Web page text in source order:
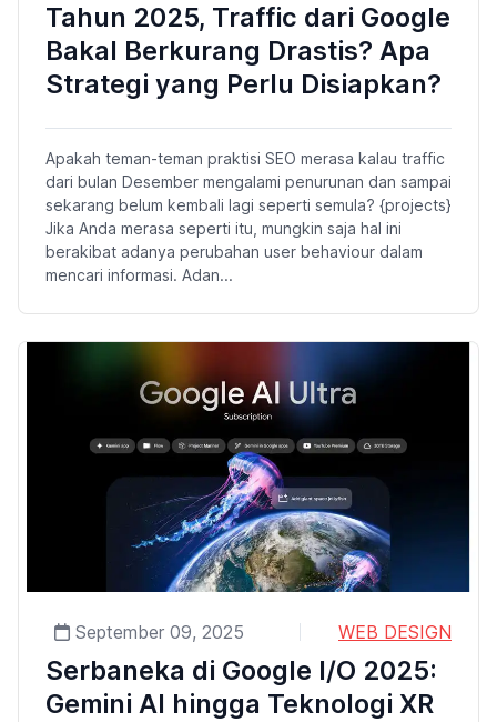
Tahun 2025, Traffic dari Google
Bakal Berkurang Drastis? Apa
Strategi yang Perlu Disiapkan?
Apakah teman-teman praktisi SEO merasa kalau traffic
dari bulan Desember mengalami penurunan dan sampai
sekarang belum kembali lagi seperti semula? {projects}
Jika Anda merasa seperti itu, mungkin saja hal ini
berakibat adanya perubahan user behaviour dalam
mencari informasi. Adan...
September 09, 2025 WEB DESIGN
Serbaneka di Google I/O 2025:
Gemini AI hingga Teknologi XR